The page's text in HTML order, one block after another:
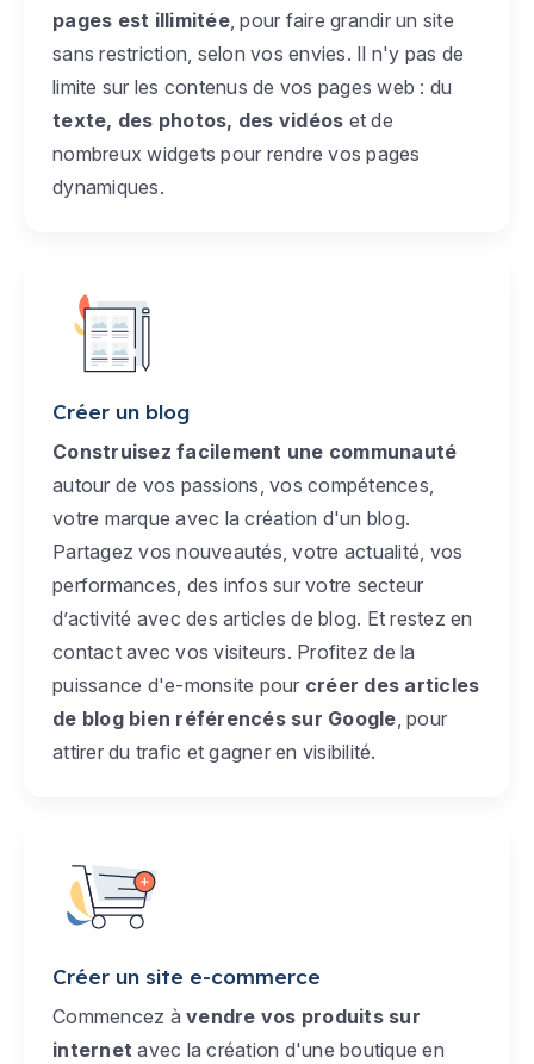
pages est illimitée, pour faire grandir un site
sans restriction, selon vos envies. Il n'y pas de
limite sur les contenus de vos pages web : du
texte, des photos, des vidéos et de
nombreux widgets pour rendre vos pages
dynamiques.
Créer un blog
Construisez facilement une communauté
autour de vos passions, vos compétences,
votre marque avec la création d'un blog.
Partagez vos nouveautés, votre actualité, vos
performances, des infos sur votre secteur
d’activité avec des articles de blog. Et restez en
contact avec vos visiteurs. Profitez de la
puissance d'e-monsite pour créer des articles
de blog bien référencés sur Google , pour
attirer du trafic et gagner en visibilité.
Créer un site e-commerce
Commencez à vendre vos produits sur
internet avec la création d'une boutique en